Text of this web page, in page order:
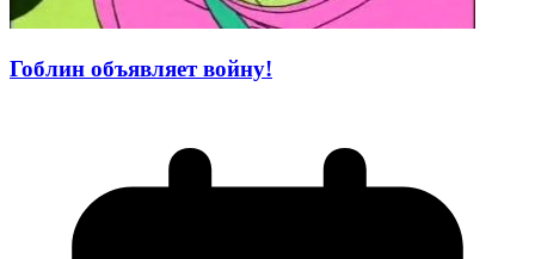
Гоблин объявляет войну!